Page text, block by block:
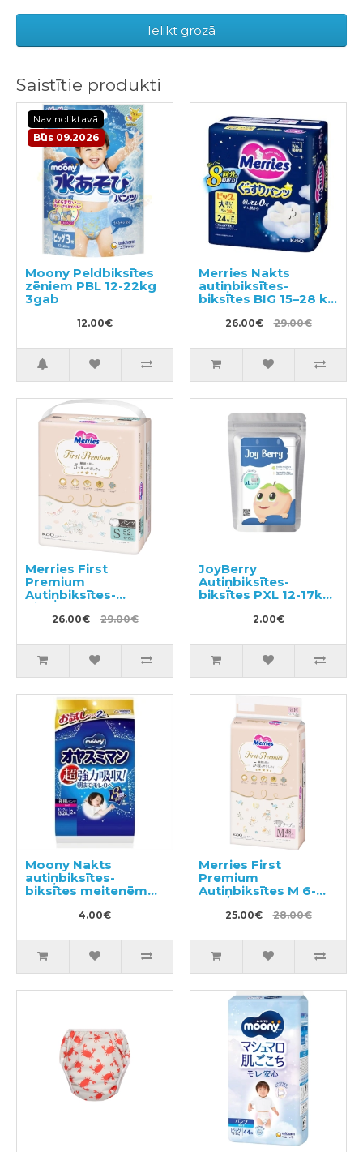
Ielikt grozā
Saistītie produkti
Nav noliktavā
Būs 09.2026
Moony Peldbiksītes
zēniem PBL 12-22kg
3gab
12.00€
Merries Nakts
autiņbiksītes-
biksītes BIG 15–28 kg
26.00€ 29.00€
Merries First
Premium
Autiņbiksītes-
biksītes PS 4-8kg
52gab26.00€ 29.00€
JoyBerry
Autiņbiksītes-
biksītes PXL 12-17kg
2.00€
Moony Nakts
autiņbiksītes-
biksītes meitenēm
4.00€
Merries First
Premium
Autiņbiksītes M 6-
11kg 48gab
25.00€ 28.00€